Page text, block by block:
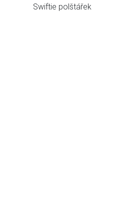
Swiftie polštářek